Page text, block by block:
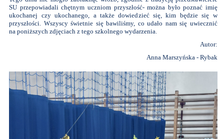
SU przepowiadali chętnym uczniom przyszłość- można było poznać imię
ukochanej czy ukochanego, a także dowiedzieć się, kim będzie się w
przyszłości. Wszyscy świetnie się bawiliśmy, co udało nam się uwiecznić
na poniższych zdjęciach z tego szkolnego wydarzenia.
Autor:
Anna Marszyńska - Rybak